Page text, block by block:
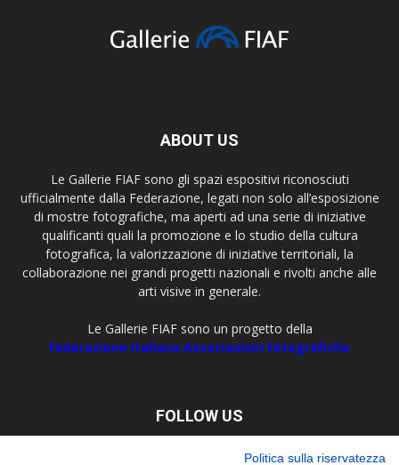
ABOUT US
Le Gallerie FIAF sono gli spazi espositivi riconosciuti
ufficialmente dalla Federazione, legati non solo all’esposizione
di mostre fotografiche, ma aperti ad una serie di iniziative
qualificanti quali la promozione e lo studio della cultura
fotografica, la valorizzazione di iniziative territoriali, la
collaborazione nei grandi progetti nazionali e rivolti anche alle
arti visive in generale.
Le Gallerie FIAF sono un progetto della
Federazione Italiana Associazioni Fotografiche
FOLLOW US
Politica sulla riservatezza